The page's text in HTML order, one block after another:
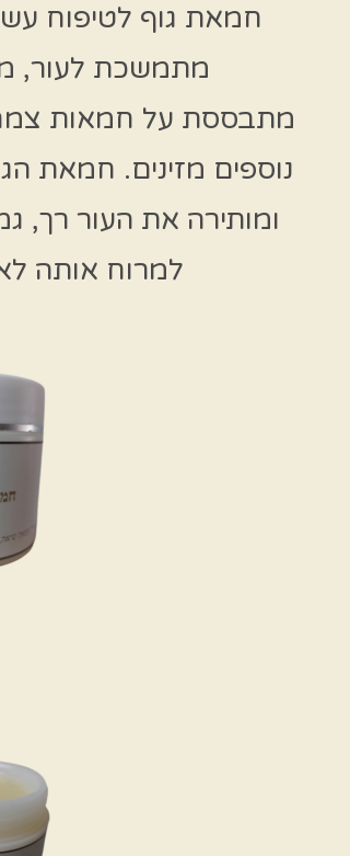
חמאת גוף לטיפוח
מתמשכת לעור,
מתבססת על חמאות
נוספים מזינים. חמאת
ומותירה את העור רך,
למרוח אותה